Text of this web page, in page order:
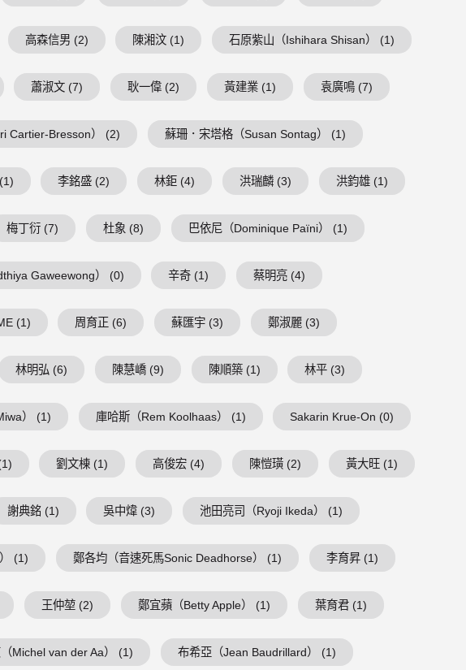
高森信男 (2) 陳湘汶 (1) 石原紫山（Ishihara Shisan） (1)
蕭淑文 (7) 耿一偉 (2) 黃建業 (1) 袁廣鳴 (7)
Cartier-Bresson） (2) 蘇珊．宋塔格（Susan Sontag） (1)
李銘盛 (2) 林鉅 (4) 洪瑞麟 (3) 洪鈞雄 (1)
梅丁衍 (7) 杜象 (8) 巴依尼（Dominique Païni） (1)
Gaweewong） (0) 辛奇 (1) 蔡明亮 (4)
(1) 周育正 (6) 蘇匯宇 (3) 鄭淑麗 (3)
林明弘 (6) 陳慧嶠 (9) 陳順築 (1) 林平 (3)
） (1) 庫哈斯（Rem Koolhaas） (1) Sakarin Krue-On (0)
劉文棟 (1) 高俊宏 (4) 陳愷璜 (2) 黃大旺 (1)
謝典銘 (1) 吳中煒 (3) 池田亮司（Ryoji Ikeda） (1)
(1) 鄭各均（音速死馬Sonic Deadhorse） (1) 李育昇 (1)
王仲堃 (2) 鄭宜蘋（Betty Apple） (1) 葉育君 (1)
Michel van der Aa） (1) 布希亞（Jean Baudrillard） (1)